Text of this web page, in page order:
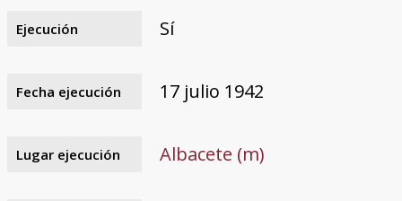
Ejecución Sí
Fecha ejecución 17 julio 1942
Lugar ejecución Albacete (m)